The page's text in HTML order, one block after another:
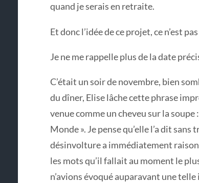
quand je serais en retraite.
Et donc l’idée de ce projet, ce n’est
Je ne me rappelle plus de la date
C’était un soir de novembre, bien
du dîner, Elise lâche cette phrase
venue comme un cheveu sur la soupe
Monde ». Je pense qu’elle l’a dit
désinvolture a immédiatement
les mots qu’il fallait au moment le
n’avions évoqué auparavant une telle